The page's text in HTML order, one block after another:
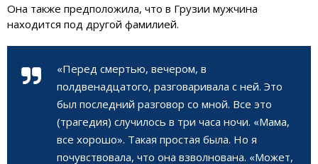
Она также предположила, что в Грузии мужчина
находится под другой фамилией.
«Перед смертью, вечером, в
полдвенадцатого, разговаривала с ней. Это
был последний разговор со мной. Все это
(трагедия) случилось в три часа ночи. «Мама,
все хорошо». Такая простая была. Но я
почувствовала, что она взволнована. «Может,